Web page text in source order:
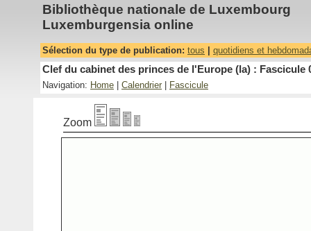
Bibliothèque nationale de Luxembourg
Luxemburgensia online
Sélection du type de publication: tous quotidiens et
Clef du cabinet des princes de l'Europe (la) : Fascicule
Navigation: Home Calendrier Fascicule
Zoom